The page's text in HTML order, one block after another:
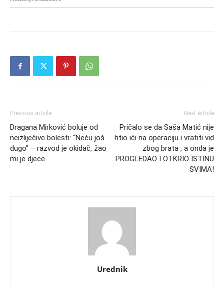
Previous article
Dragana Mirković boluje od
neizliječive bolesti: “Neću još
dugo” – razvod je okidač, žao
mi je djece
Next article
Pričalo se da Saša Matić nije
htio ići na operaciju i vratiti vid
zbog brata , a onda je
PROGLEDAO I OTKRIO ISTINU
SVIMA!
Urednik